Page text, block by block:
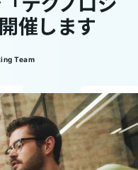
催します
Team